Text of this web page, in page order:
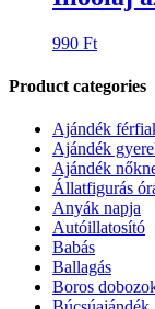
990 Ft
Product categories
Ajándék
Ajándék
Ajándék
Állatfigurás
Anyák napja
Autóillatosító
Babás
Ballagás
Boros